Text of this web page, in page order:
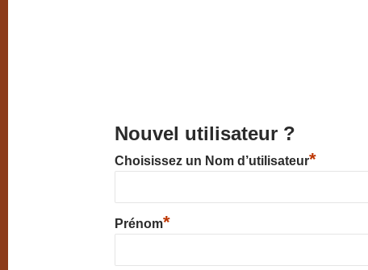
Nouvel utilisateur ?
Choisissez un Nom d’utilisateur*
Prénom*